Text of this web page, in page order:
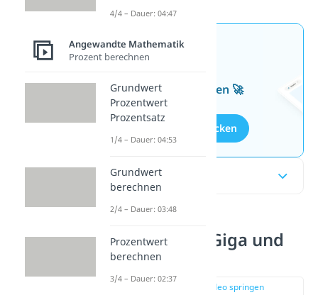
Jetzt neu: Teste dein
kostenlosen Aufgaben 🚀
Aufgaben entdecken
Inhaltsübersicht
Was ist Mega, Giga und
Tera?
zur Stelle im Video springen
4/4 – Dauer: 04:47
Angewandte Mathematik
Prozent berechnen
Grundwert
Prozentwert
Prozentsatz
1/4 – Dauer: 04:53
Grundwert
berechnen
2/4 – Dauer: 03:48
Prozentwert
berechnen
3/4 – Dauer: 02:37